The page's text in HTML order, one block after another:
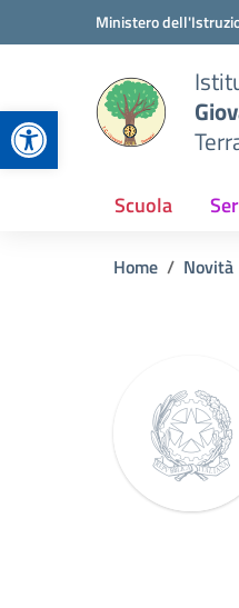
Apri la barra
Vai ai contenuti
Vai al menu di navigazione
Ministero
Scuola
Home Novità